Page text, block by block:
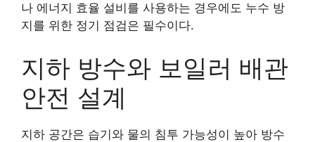
나 에너지 효율 설비를 사용하는 경우에도 누수 방
지를 위한 정기 점검은 필수이다.
지하 방수와 보일러 배관
안전 설계
지하 공간은 습기와 물의 침투 가능성이 높아 방수